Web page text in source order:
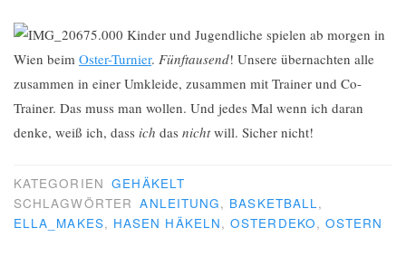
5.000 Kinder und Jugendliche spielen ab morgen in
Wien beim Oster-Turnier. Fünftausend! Unsere übernachten alle
zusammen in einer Umkleide, zusammen mit Trainer und Co-
Trainer. Das muss man wollen. Und jedes Mal wenn ich daran
denke, weiß ich, dass ich das nichtwill. Sicher nicht!
KATEGORIEN GEHÄKELT
SCHLAGWÖRTER ANLEITUNG, BASKETBALL,
ELLA_MAKES, HASEN HÄKELN,OSTERDEKO,OSTERN